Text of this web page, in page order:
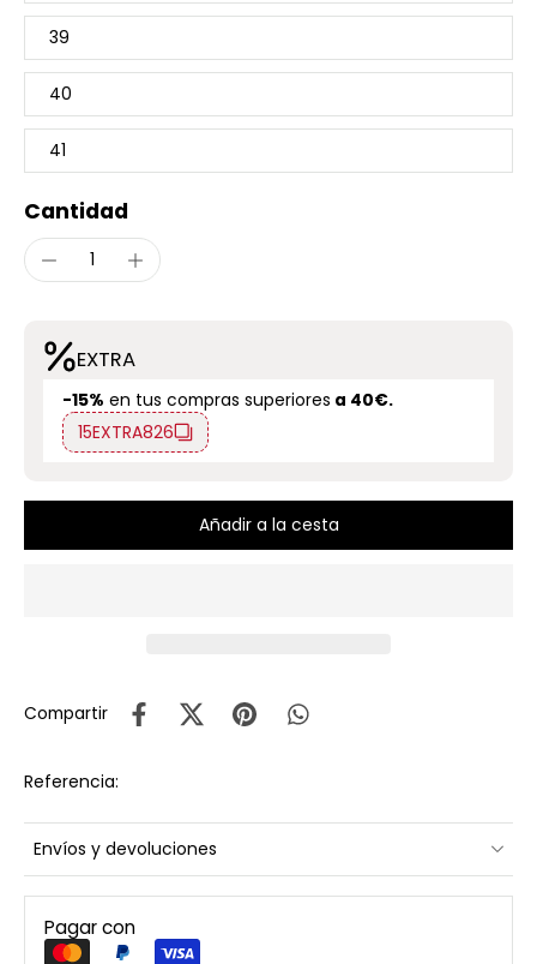
39
40
41
Cantidad
EXTRA
-15% en tus compras superiores a 40€.
15EXTRA826
Añadir a la cesta
Compartir
Referencia:
Envíos y devoluciones
Pagar con